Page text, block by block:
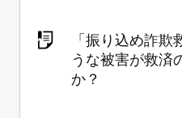
「振り込め詐
うな被害が救済
か？